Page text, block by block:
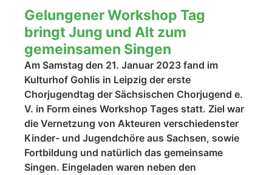
Gelungener Workshop Tag
bringt Jung und Alt zum
gemeinsamen Singen
Am Samstag den 21. Januar 2023 fand im
Kulturhof Gohlis in Leipzig der erste
Chorjugendtag der Sächsischen Chorjugend e.
V. in Form eines Workshop Tages statt. Ziel war
die Vernetzung von Akteuren verschiedenster
Kinder- und Jugendchöre aus Sachsen, sowie
Fortbildung und natürlich das gemeinsame
Singen. Eingeladen waren neben den